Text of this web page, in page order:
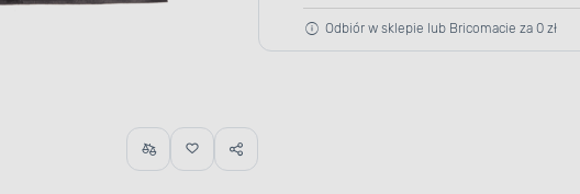
Odbiór w sklepie lub Bricomacie za 0 zł